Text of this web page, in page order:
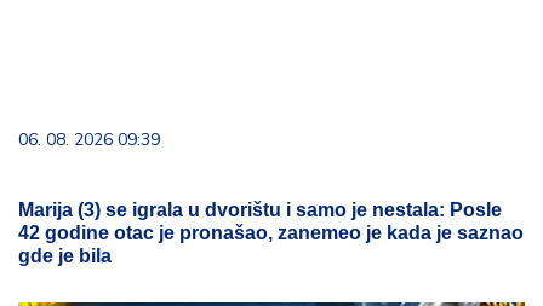
06. 08. 2026 09:39
Marija (3) se igrala u dvorištu i samo je nestala: Posle
42 godine otac je pronašao, zanemeo je kada je saznao
gde je bila